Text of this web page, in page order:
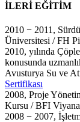
İLERİ EĞİTİM
2010 − 2011,
Üniversitesi / FH
2010, yılında
konusunda
Avusturya Su ve
Sertifikası
2008, Proje
Kursu / BFI Viyana
2008 − 2007,